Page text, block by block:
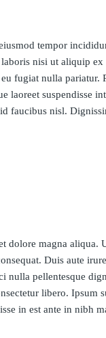
tempor
nisi ut aliquip ex
fugiat nulla pariatur.
laoreet suspendisse
faucibus nisl.
dolore magna aliqua.
Duis aute
nulla pellentesque
libero. Ipsum
in est ante in nibh